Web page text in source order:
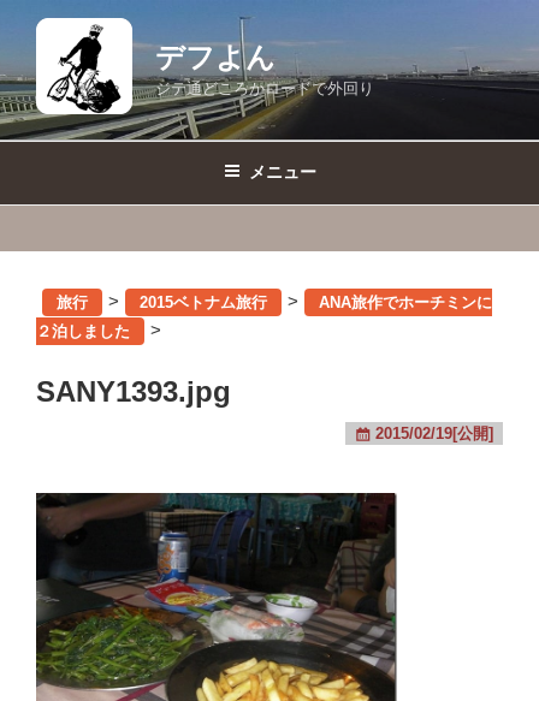
テ
ン
ツ
デフよん
ジテ通どころかロードで外回り
メニュー
旅行 > 2015ベトナム旅行 >
ANA旅作でホーチミンに
２泊しました
>
SANY1393.jpg
2015/02/19[公開]